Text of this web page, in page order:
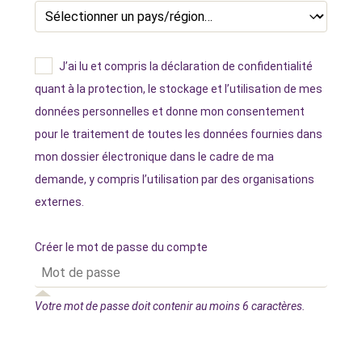
J’ai lu et compris la déclaration de confidentialité
quant à la protection, le stockage et l’utilisation de mes
données personnelles et donne mon consentement
pour le traitement de toutes les données fournies dans
mon dossier électronique dans le cadre de ma
demande, y compris l’utilisation par des organisations
externes.
Créer le mot de passe du compte
Votre mot de passe doit contenir au moins 6 caractères.